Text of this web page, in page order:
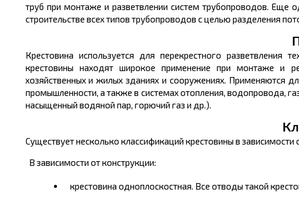
труб при монтаже и разветвлении систем трубопроводов. Еще
строительстве всех типов трубопроводов с целью разделения
Крестовина используется для перекрестного разветвления
крестовины находят широкое применение при монтаже и
хозяйственных и жилых зданиях и сооружениях. Применяются
промышленности, а также в системах отопления, водопровода,
насыщенный водяной пар, горючий газ и др.).
Существует несколько классификаций крестовины в зависимости
В зависимости от конструкции:
крестовина одноплоскостная. Все отводы такой